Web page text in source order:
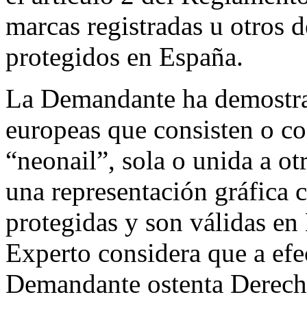
marcas registradas u otros
protegidos en España.
La Demandante ha
europeas que consisten o
“neonail”, sola o unida a
una representación gráfica
protegidas y son válidas en
Experto considera que a
Demandante ostenta